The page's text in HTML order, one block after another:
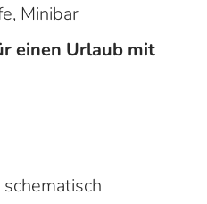
Minibar
einen Urlaub mit